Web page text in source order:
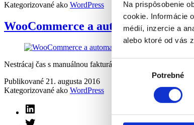
Na prispôsobenie
cookie. Informácie
médií, inzercie a
alebo ktoré od vás
Výber
Potrebné
Kategorizované ako WordPress
WooCommerce a automatická
Nestrácaj čas s manuálnou fakturáciou a nechaj to tvoj e-
Publikované 21. augusta 2016
Kategorizované ako WordPress